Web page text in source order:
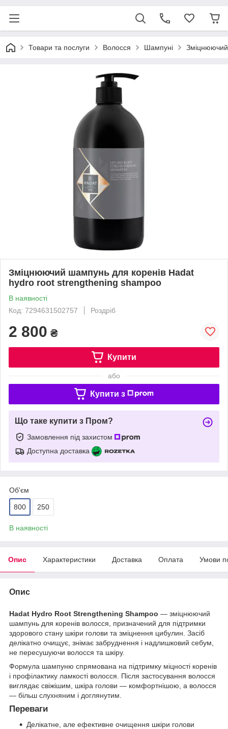
Товари та послуги Волосся Шампуні
Зміцнюючий шампунь для коренів Hadat
hydro root strengthening shampoo
В наявності
Код: 7294631502757
Роздріб
2 800 ₴
Купити
або
Купити з
Що таке купити з Пром?
Замовлення під захистом
Доступна доставка
Об'єм
800 250
В наявності
Опис Характеристики Доставка Оплата Умови
Опис
Hadat Hydro Root Strengthening Shampoo — зміцнюючий
шампунь для коренів волосся, призначений для підтримки
здорового стану шкіри голови та зміцнення цибулин. Засіб
делікатно очищує, знімає забруднення і надлишковий себум,
не пересушуючи волосся та шкіру.
Формула шампуню спрямована на підтримку міцності коренів
і профілактику ламкості волосся. Після застосування волосся
виглядає свіжішим, шкіра голови — комфортнішою, а волосся
— більш слухняним і доглянутим.
Переваги
Делікатне, але ефективне очищення шкіри голови